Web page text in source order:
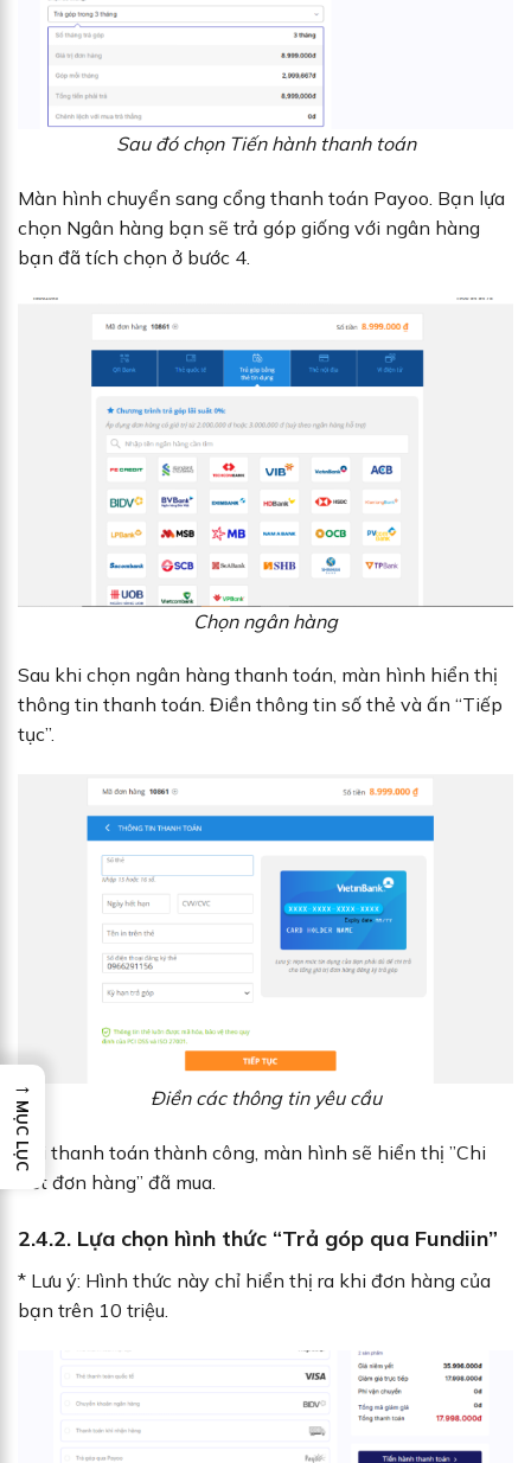
Sau đó chọn Tiến hành thanh toán
Màn hình chuyển sang cổng thanh toán Payoo. Bạn lựa
chọn Ngân hàng bạn sẽ trả góp giống với ngân hàng
bạn đã tích chọn ở bước 4.
Chọn ngân hàng
Sau khi chọn ngân hàng thanh toán, màn hình hiển thị
thông tin thanh toán. Điền thông tin số thẻ và ấn “Tiếp
tục”.
Điền các thông tin yêu cầu
Khi thanh toán thành công, màn hình sẽ hiển thị ”Chi
tiết đơn hàng” đã mua.
2.4.2. Lựa chọn hình thức “Trả góp qua Fundiin”
* Lưu ý: Hình thức này chỉ hiển thị ra khi đơn hàng của
bạn trên 10 triệu.
→
MỤC LỤC